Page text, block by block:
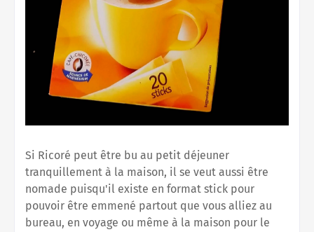
Si Ricoré peut être bu au petit déjeuner
tranquillement à la maison, il se veut aussi être
nomade puisqu'il existe en format stick pour
pouvoir être emmené partout que vous alliez au
bureau, en voyage ou même à la maison pour le